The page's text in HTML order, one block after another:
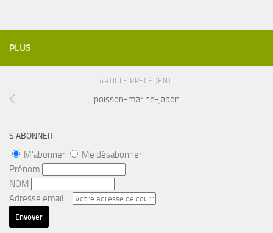
PLUS
ARTICLE PRÉCÉDENT
poisson-marine-japon
S’ABONNER
M'abonner
Me désabonner
Prénom
NOM
Adresse email : :